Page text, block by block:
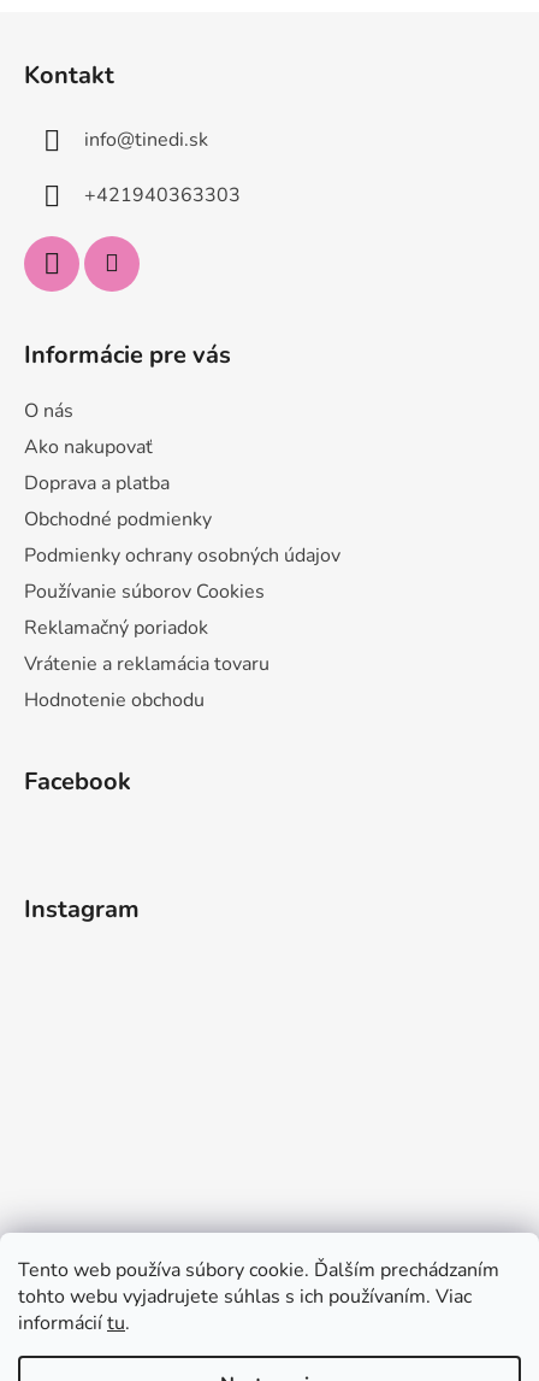
Tento web používa súbory cookie. Ďalším prechádzaním
tohto webu vyjadrujete súhlas s ich používaním. Viac
informáciítu.
Kontakt
info@tinedi.sk
+421940363303
Informácie pre vás
O nás
Ako nakupovať
Doprava a platba
Obchodné podmienky
Podmienky ochrany osobných údajov
Používanie súborov Cookies
Reklamačný poriadok
Vrátenie a reklamácia tovaru
Hodnotenie obchodu
Facebook
Instagram